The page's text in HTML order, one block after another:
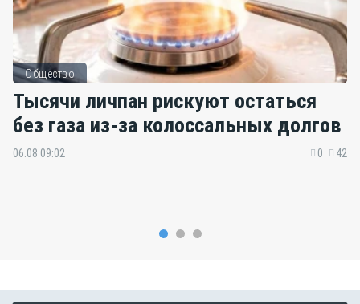
Общество
Тысячи личпан рискуют остаться
без газа из-за колоссальных долгов
06.08 09:02 0 42